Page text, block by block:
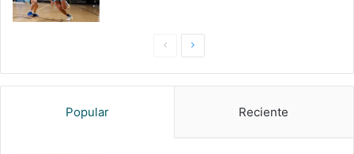
g
g
Popular Reciente